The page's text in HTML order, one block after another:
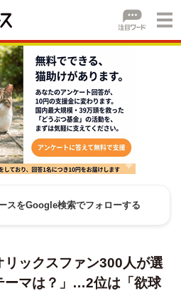
スをGoogle検索でフォローする
ックスファン300人が選
ーマは？」…2位は「欲球